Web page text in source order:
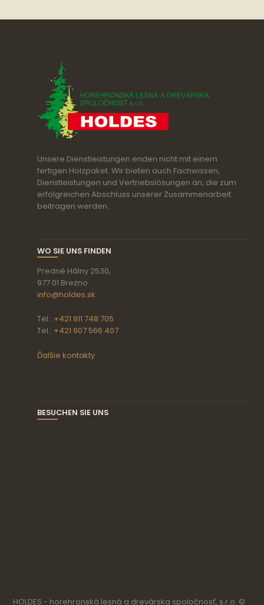
Unsere Dienstleistungen enden nicht mit einem
fertigen Holzpaket. Wir bieten auch Fachwissen,
Dienstleistungen und Vertriebslösungen an, die zum
erfolgreichen Abschluss unserer Zusammenarbeit
beitragen werden.
WO SIE UNS FINDEN
Predné Hálny 2530,
977 01 Brezno
info@holdes.sk
Tel.: +421 911 748 705
Tel.: +421 907 566 407
Ďalšie kontakty
BESUCHEN SIE UNS
HOLDES - horehronská lesná a drevárska spoločnosť, s.r.o. ©